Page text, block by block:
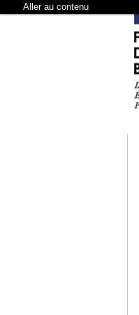
Aller au contenu